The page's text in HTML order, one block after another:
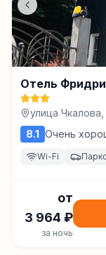
Отель
улица
8.1 Очень
Wi-Fi
от
3 964 ₽
за ночь